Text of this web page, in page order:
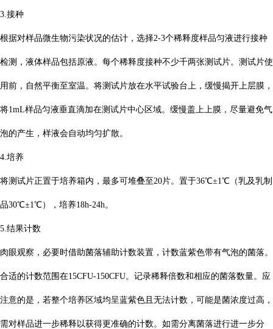
3.接种
根据对样品微生物污染状况的估计，选择2-3个稀释度样品匀液进行接种
检测，液体样品包括原液。每个稀释度接种不少千两张测试片。测试片使
用前，自然平衡至室温。将测试片放在水平试验台上，缓慢揭开上层膜，
将1mL样品匀液垂直滴加在测试片中心区域。缓慢盖上上膜，尽量避免气
泡的产生，样液会自动均匀扩散。
4.培养
将测试片正置于培养箱内，最多可堆叠至20片。置于36℃±1℃（乳及乳制
品30℃±1℃），培养18h-24h。
5.结果计数
肉眼观察，必要时借助菌落辅助计数装置，计数蓝紫色带有气泡的菌落。
合适的计数范围在15CFU-150CFU。记录稀释倍数和相应的菌落数量。应
注意的是，若整个培养区域均呈蓝紫色且无法计数，可能是菌浓度过高，
需对样品进一步稀释以获得更准确的计数。如需分离菌落进行进一步分